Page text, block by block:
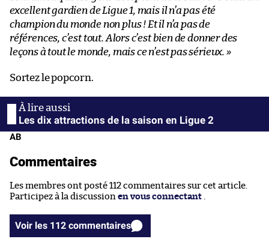
excellent gardien de Ligue 1, mais il n’a pas été
champion du monde non plus ! Et il n’a pas de
références, c’est tout. Alors c’est bien de donner des
leçons à tout le monde, mais ce n’est pas sérieux. »
Sortez le popcorn.
Les dix attractions de la saison en Ligue 2
AB
Commentaires
Les membres ont posté 112 commentaires sur cet article.
Participez à la discussion en vous connectant
Voir les 112 commentaires